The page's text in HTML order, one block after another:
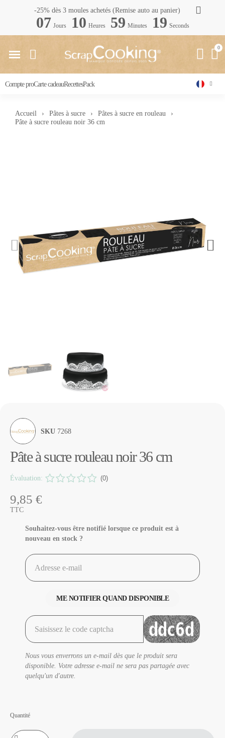
-25% dès 3 moules achetés (Remise auto au panier)
07 Jours 10 Heures 59 Minutes 18 Seconds
Compte proCarte cadeauRecettesPack
Accueil Pâtes à sucre
Pâtes à sucre en rouleau
Pâte à sucre rouleau noir 36 cm
SKU 7268
Pâte à sucre rouleau noir 36 cm
Évaluation: (0)
9,85 €
TTC
Souhaitez-vous être notifié lorsque ce produit est à
nouveau en stock ?
ME NOTIFIER QUAND DISPONIBLE
Nous vous enverrons un e-mail dès que le produit sera
disponible. Votre adresse e-mail ne sera pas partagée avec
quelqu'un d'autre.
Quantité